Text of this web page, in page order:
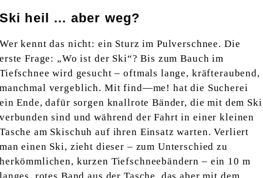
Ski heil … aber weg?
Wer kennt das nicht: ein Sturz im Pulverschnee. Die
erste Frage: „Wo ist der Ski“? Bis zum Bauch im
Tiefschnee wird gesucht – oftmals lange, kräfteraubend,
manchmal vergeblich. Mit find—me! hat die Sucherei
ein Ende, dafür sorgen knallrote Bänder, die mit dem Ski
verbunden sind und während der Fahrt in einer kleinen
Tasche am Skischuh auf ihren Einsatz warten. Verliert
man einen Ski, zieht dieser – zum Unterschied zu
herkömmlichen, kurzen Tiefschneebändern – ein 10 m